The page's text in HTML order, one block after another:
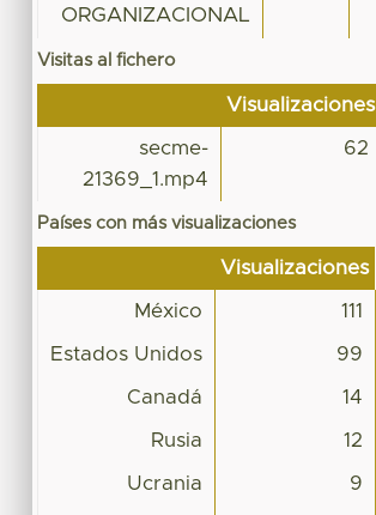
ORGANIZACIONAL
Visitas al fichero
Visualizaciones
secme-
21369_1.mp4
62
Países con más visualizaciones
Visualizaciones
México 111
Estados Unidos 99
Canadá 14
Rusia 12
Ucrania 9